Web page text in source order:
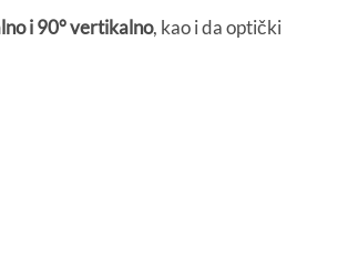
i 90° vertikalno, kao i da optički